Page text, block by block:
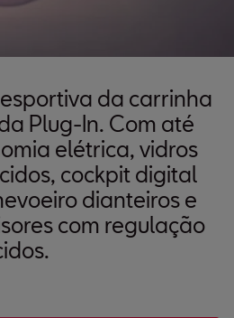
da carrinha
Plug-In. Com até
elétrica, vidros
cockpit digital
dianteiros e
com regulação